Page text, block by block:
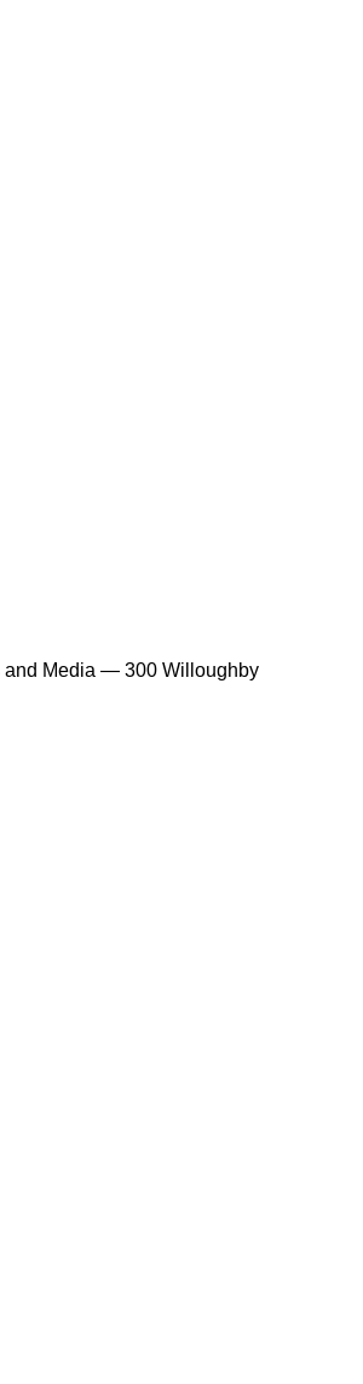
and Media ⁠— 300 Willoughby